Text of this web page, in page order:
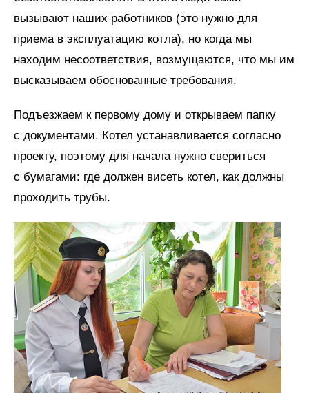
вызывают наших работников (это нужно для
приема в эксплуатацию котла), но когда мы
находим несоответствия, возмущаются, что мы им
высказываем обоснованные требования.
Подъезжаем к первому дому и открываем папку
с документами. Котел устанавливается согласно
проекту, поэтому для начала нужно свериться
с бумагами: где должен висеть котел, как должны
проходить трубы.